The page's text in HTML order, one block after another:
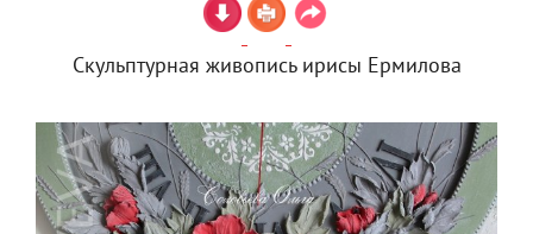
Скульптурная живопись ирисы Ермилова